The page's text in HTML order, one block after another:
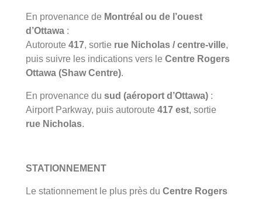
En provenance de Montréal ou de l’ouest
d’Ottawa :
Autoroute 417, sortie rue Nicholas / centre-ville,
puis suivre les indications vers le Centre Rogers
Ottawa (Shaw Centre).
En provenance du sud (aéroport d’Ottawa) :
Airport Parkway, puis autoroute 417 est , sortie
rue Nicholas
STATIONNEMENT
Le stationnement le plus près du Centre Rogers